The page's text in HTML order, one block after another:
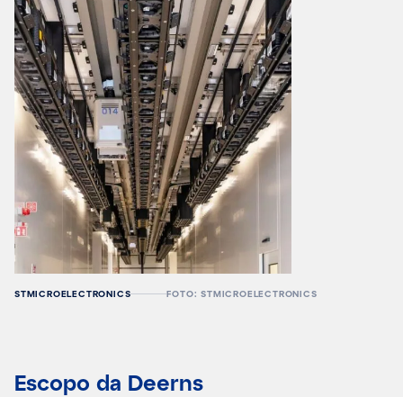
STMICROELECTRONICS FOTO: STMICROELECTRONICS
Escopo da Deerns